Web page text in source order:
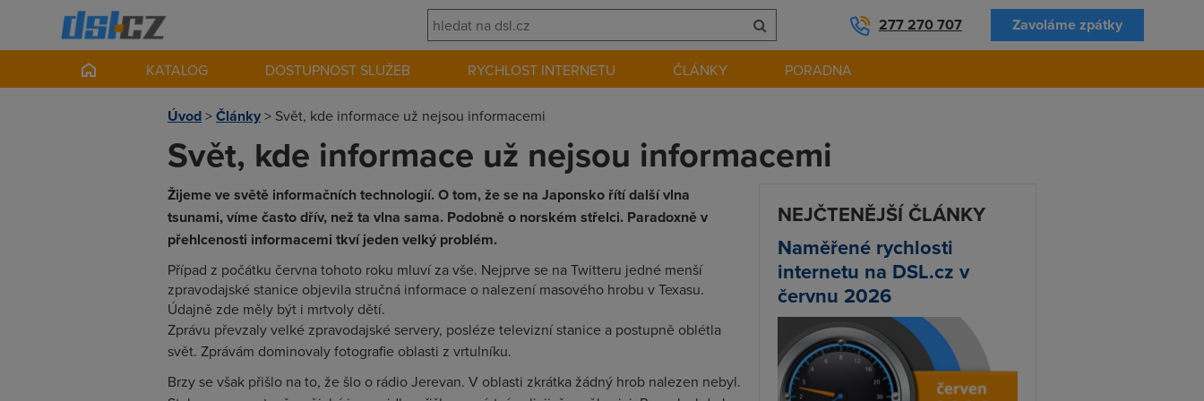
277 270 707 Zavoláme zpátky
KATALOG DOSTUPNOST SLUŽEB RYCHLOST INTERNETU ČLÁNKY PORADNA
Úvod>Články> Svět, kde informace už nejsou informacemi
Svět, kde informace už nejsou informacemi
Žijeme ve světě informačních technologií. O tom, že se na Japonsko řítí další vlna
tsunami, víme často dřív, než ta vlna sama. Podobně o norském střelci. Paradoxně v
přehlcenosti informacemi tkví jeden velký problém.
Případ z počátku června tohoto roku mluví za vše. Nejprve se na Twitteru jedné menší
zpravodajské stanice objevila stručná informace o nalezení masového hrobu v Texasu.
Údajně zde měly být i mrtvoly dětí.
Zprávu převzaly velké zpravodajské servery, posléze televizní stanice a postupně oblétla
svět. Zprávám dominovaly fotografie oblasti z vrtulníku.
Brzy se však přišlo na to, že šlo o rádio Jerevan. V oblasti zkrátka žádný hrob nalezen nebyl.
NEJČTENĚJŠÍ ČLÁNKY
Naměřené rychlosti
internetu na DSL.cz v
červnu 2026